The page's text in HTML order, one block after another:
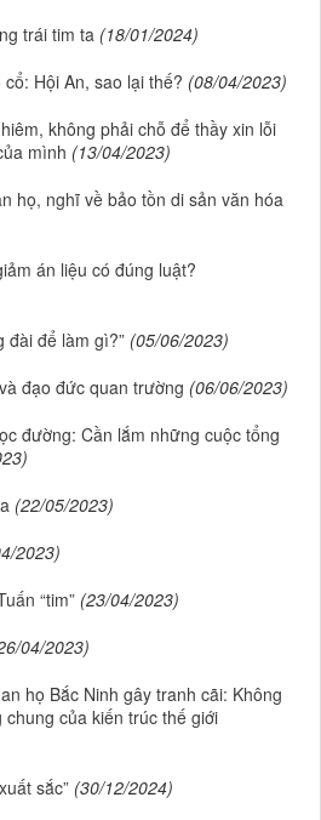
trái tim ta (18/01/2024)
Hội An, sao lại thế? (08/04/2023)
không phải chỗ để thầy xin lỗi
mình (13/04/2023)
họ, nghĩ về bảo tồn di sản văn hóa
án liệu có đúng luật?
đài để làm gì?” (05/06/2023)
đạo đức quan trường (06/06/2023)
đường: Cần lắm những cuộc tổng
(22/05/2023)
2023)
“tim” (23/04/2023)
04/2023)
họ Bắc Ninh gây tranh cãi: Không
của kiến trúc thế giới
sắc” (30/12/2024)